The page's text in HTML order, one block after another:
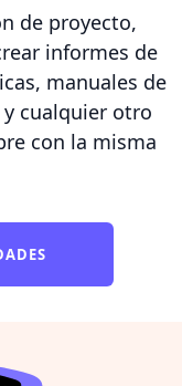
de proyecto,
informes de
manuales de
cualquier otro
con la misma